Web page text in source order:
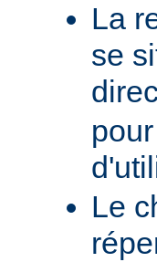
La
se
Le